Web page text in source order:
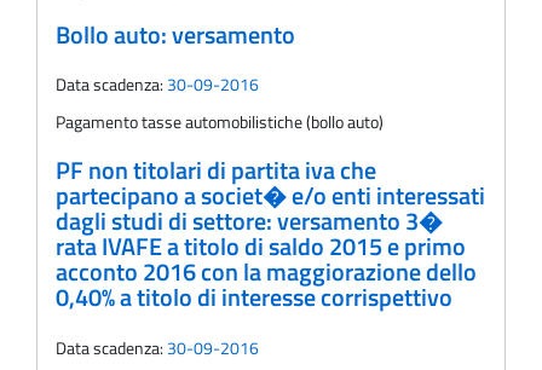
Bollo auto: versamento
Data scadenza: 30-09-2016
Pagamento tasse automobilistiche (bollo auto)
PF non titolari di partita iva che
partecipano a societ� e/o enti interessati
dagli studi di settore: versamento 3�
rata IVAFE a titolo di saldo 2015 e primo
acconto 2016 con la maggiorazione dello
0,40% a titolo di interesse corrispettivo
Data scadenza: 30-09-2016